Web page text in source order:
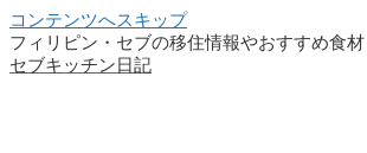
コンテンツへスキップ
フィリピン・セブの移住情報やおすすめ食
セブキッチン日記